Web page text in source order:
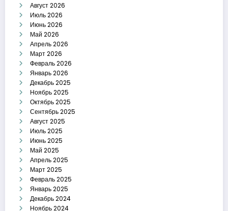
Август 2026
Июль 2026
Июнь 2026
Май 2026
Апрель 2026
Март 2026
Февраль 2026
Январь 2026
Декабрь 2025
Ноябрь 2025
Октябрь 2025
Сентябрь 2025
Август 2025
Июль 2025
Июнь 2025
Май 2025
Апрель 2025
Март 2025
Февраль 2025
Январь 2025
Декабрь 2024
Ноябрь 2024